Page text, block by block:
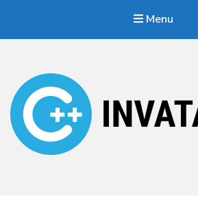
Menu